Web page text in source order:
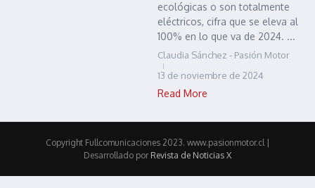
ecológicas o son totalmente
eléctricos, cifra que se eleva al
100% en lo que va de 2024. ...
Claudia Sánchez - Pasión Motor
13 de noviembre de 2024
Read More
Copyright Fullcomunicaciones 2023. www.pasionmotor.cl |
Desarrollado por Revista de Noticias X